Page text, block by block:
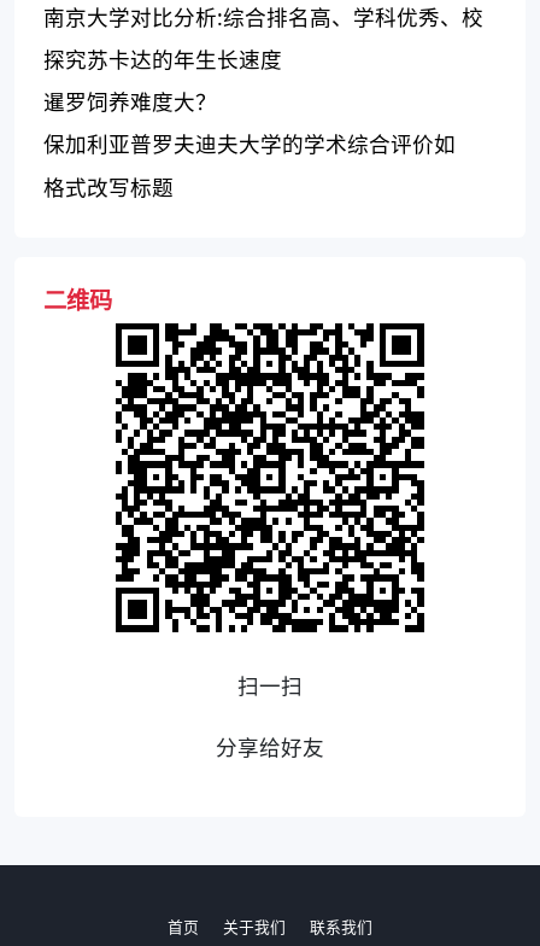
南京大学对比分析:综合排名高、学科优秀、校
园氛围良好
探究苏卡达的年生长速度
暹罗饲养难度大？
保加利亚普罗夫迪夫大学的学术综合评价如
何？
格式改写标题
二维码
扫一扫
分享给好友
首页 关于我们 联系我们